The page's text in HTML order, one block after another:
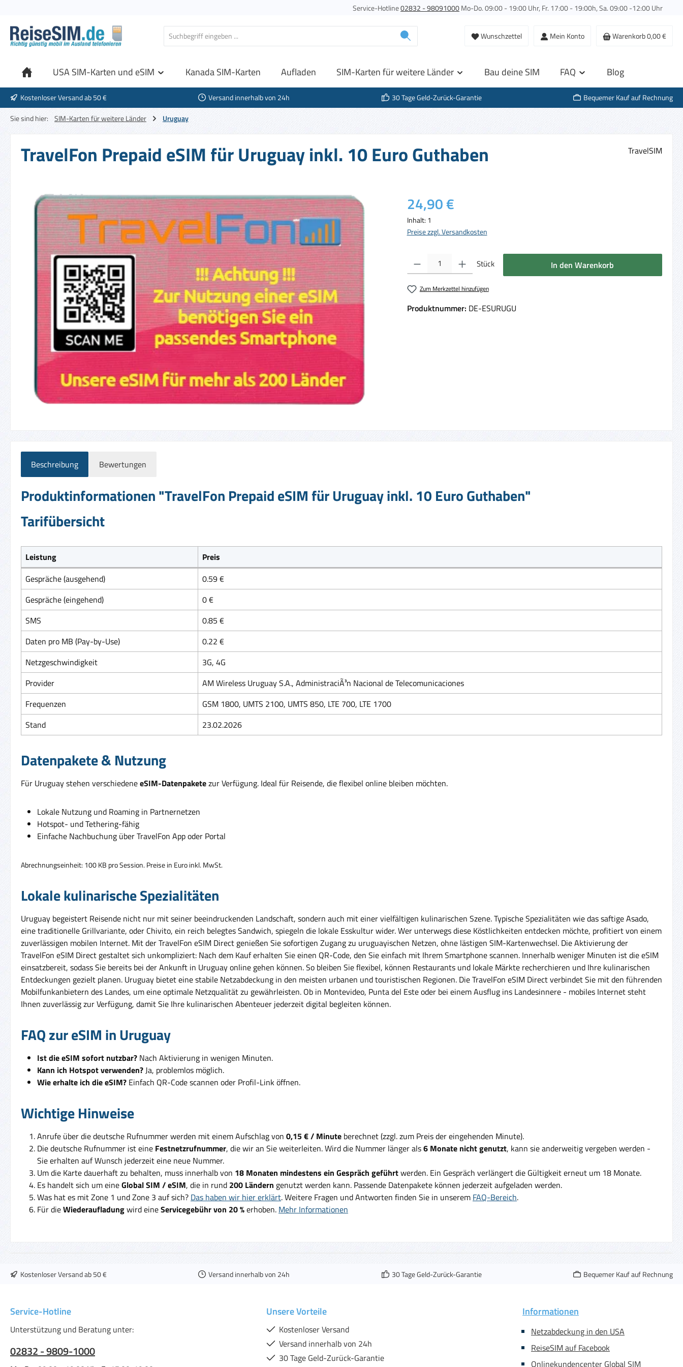
Service-Hotline02832 - 98091000Mo-Do. 09:00 - 19:00 Uhr, Fr. 17:00 - 19:00h, Sa. 09:00 -12:00 Uhr
Wunschzettel Mein Konto Warenkorb0,00 €
USA SIM-Karten und eSIM Kanada SIM-Karten Aufladen SIM-Karten für weitere Länder Bau deine SIM FAQ Blog
Kostenloser Versand ab 50 € Versand innerhalb von 24h 30 Tage Geld-Zurück-Garantie
Bequemer Kauf auf Rechnung
Sie sind hier:
SIM-Karten für weitere Länder Uruguay
TravelFon Prepaid eSIM für Uruguay inkl. 10 Euro Guthaben TravelSIM
Bildergalerie überspringen Regulärer Preis:
24,90 €
Inhalt: 1
Preise zzgl. Versandkosten
Produkt Anzahl: Gib den gewünschten Wert ein oder benutze die Schaltflächen um die
Stück In den Warenkorb
Zum Merkzettel hinzufügen
Produktnummer: DE-ESURUGU
Beschreibung Bewertungen
Produktinformationen "TravelFon Prepaid eSIM für Uruguay inkl. 10 Euro Guthaben"
Tarifübersicht
Leistung
Preis
Gespräche (ausgehend)
0.59 €
Gespräche (eingehend)
0 €
SMS
0.85 €
Daten pro MB (Pay-by-Use)
0.22 €
Netzgeschwindigkeit
3G, 4G
Provider
AM Wireless Uruguay S.A., AdministraciÃ³n Nacional de Telecomunicaciones
Frequenzen
GSM 1800, UMTS 2100, UMTS 850, LTE 700, LTE 1700
Stand
23.02.2026
Datenpakete & Nutzung
Für Uruguay stehen verschiedeneeSIM-Datenpaketezur Verfügung. Ideal für Reisende, die flexibel online bleiben möchten.
Lokale Nutzung und Roaming in Partnernetzen
Hotspot- und Tethering-fähig
Einfache Nachbuchung über TravelFon App oder Portal
Abrechnungseinheit: 100 KB pro Session. Preise in Euro inkl. MwSt.
Lokale kulinarische Spezialitäten
Uruguay begeistert Reisende nicht nur mit seiner beeindruckenden Landschaft, sondern auch mit einer vielfältigen kulinarischen Szene. Typische Spezialitäten wie das saftige Asado,
eine traditionelle Grillvariante, oder Chivito, ein reich belegtes Sandwich, spiegeln die lokale Esskultur wider. Wer unterwegs diese Köstlichkeiten entdecken möchte, profitiert von einem
zuverlässigen mobilen Internet. Mit der TravelFon eSIM Direct genießen Sie sofortigen Zugang zu uruguayischen Netzen, ohne lästigen SIM-Kartenwechsel. Die Aktivierung der
TravelFon eSIM Direct gestaltet sich unkompliziert: Nach dem Kauf erhalten Sie einen QR-Code, den Sie einfach mit Ihrem Smartphone scannen. Innerhalb weniger Minuten ist die eSIM
einsatzbereit, sodass Sie bereits bei der Ankunft in Uruguay online gehen können. So bleiben Sie flexibel, können Restaurants und lokale Märkte recherchieren und Ihre kulinarischen
Entdeckungen gezielt planen. Uruguay bietet eine stabile Netzabdeckung in den meisten urbanen und touristischen Regionen. Die TravelFon eSIM Direct verbindet Sie mit den führenden
Mobilfunkanbietern des Landes, um eine optimale Netzqualität zu gewährleisten. Ob in Montevideo, Punta del Este oder bei einem Ausflug ins Landesinnere - mobiles Internet steht
Ihnen zuverlässig zur Verfügung, damit Sie Ihre kulinarischen Abenteuer jederzeit digital begleiten können.
FAQ zur eSIM in Uruguay
Ist die eSIM sofort nutzbar? Nach Aktivierung in wenigen Minuten.
Kann ich Hotspot verwenden? Ja, problemlos möglich.
Wie erhalte ich die eSIM? Einfach QR-Code scannen oder Profil-Link öffnen.
Wichtige Hinweise
Anrufe über die deutsche Rufnummer werden mit einem Aufschlag von 0,15 € / Minute berechnet (zzgl. zum Preis der eingehenden Minute).
Die deutsche Rufnummer ist eine Festnetzrufnummer, die wir an Sie weiterleiten. Wird die Nummer länger als6 Monate nicht genutzt, kann sie anderweitig vergeben werden -
Sie erhalten auf Wunsch jederzeit eine neue Nummer.
Um die Karte dauerhaft zu behalten, muss innerhalb von 18 Monaten mindestens ein Gespräch geführtwerden. Ein Gespräch verlängert die Gültigkeit erneut um 18 Monate.
Es handelt sich um eineGlobal SIM / eSIM, die in rund 200 Ländern genutzt werden kann. Passende Datenpakete können jederzeit aufgeladen werden.
Was hat es mit Zone 1 und Zone 3 auf sich? Das haben wir hier erklärt. Weitere Fragen und Antworten finden Sie in unserem FAQ-Bereich.
Für dieWiederaufladungwird eineServicegebühr von 20 %erhoben. Mehr Informationen
Kostenloser Versand ab 50 € Versand innerhalb von 24h 30 Tage Geld-Zurück-Garantie Bequemer Kauf auf Rechnung
Service-Hotline
Unterstützung und Beratung unter:
02832 - 9809-1000
Unsere Vorteile
Kostenloser Versand
Versand innerhalb von 24h
30 Tage Geld-Zurück-Garantie
Informationen
Netzabdeckung in den USA
ReiseSIM auf Facebook
Onlinekundencenter Global SIM